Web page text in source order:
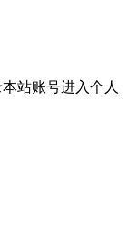
站账号进入个人